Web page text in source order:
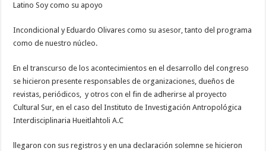
Latino Soy como su apoyo
Incondicional y Eduardo Olivares como su asesor, tanto del programa
como de nuestro núcleo.
En el transcurso de los acontecimientos en el desarrollo del congreso
se hicieron presente responsables de organizaciones, dueños de
revistas, periódicos, y otros con el fin de adherirse al proyecto
Cultural Sur, en el caso del Instituto de Investigación Antropológica
Interdisciplinaria Hueitlahtoli A.C
llegaron con sus registros y en una declaración solemne se hicieron